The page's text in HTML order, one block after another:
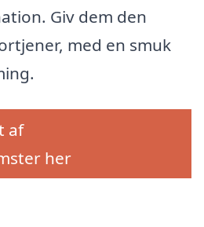
Giv dem den
med en smuk
af
her